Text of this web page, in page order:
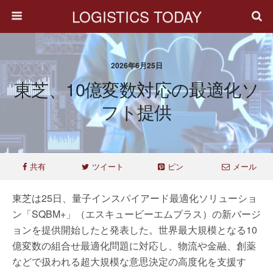
LOGISTICS TODAY
2026年6月25日
東芝、10億変数対応の最適化ソ
フト提供
共有 ツイート ピン メール
東芝は25日、量子インスパイアード最適化ソリューショ
ン「SQBM+」（エスキュービーエムプラス）の新バージ
ョンを提供開始したと発表した。世界最大規模となる10
億変数の組合せ最適化問題に対応し、物流や金融、創薬
などで扱われる超大規模な意思決定の高度化を支援す